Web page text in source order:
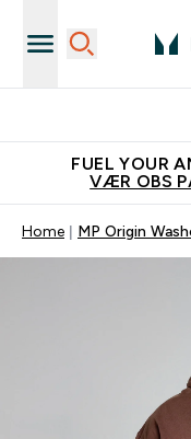
FUEL YOUR
VÆR OBS
Home MP Origin